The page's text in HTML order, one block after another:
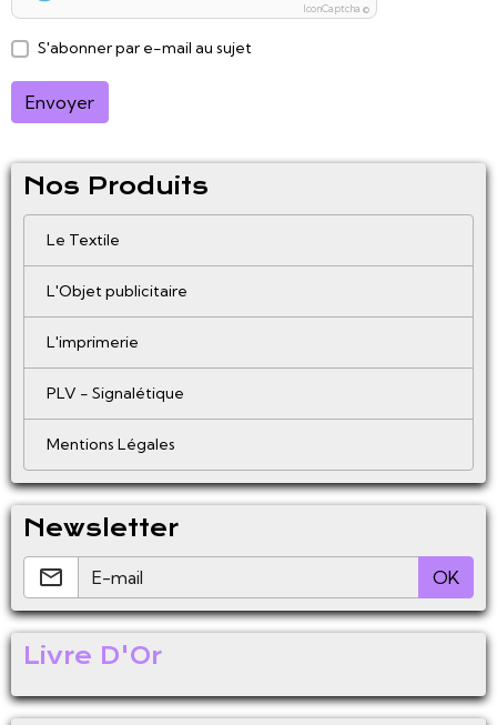
IconCaptcha ©
S'abonner par e-mail au sujet
Envoyer
Nos Produits
Le Textile
L'Objet publicitaire
L'imprimerie
PLV - Signalétique
Mentions Légales
Newsletter
OK
Livre D'Or